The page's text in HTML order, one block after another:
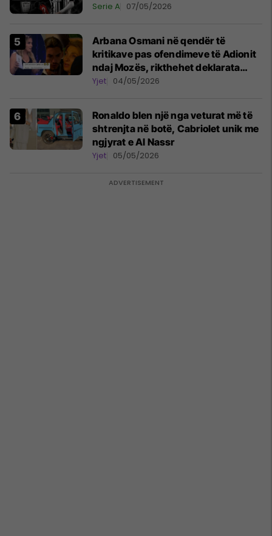
Serie A 07/05/2026
Arbana Osmani në qendër të
kritikave pas ofendimeve të Adionit
ndaj Mozës, rikthehet deklarata
‘Është emision tjetër ai’
Yjet 04/05/2026
Ronaldo blen një nga veturat më të
shtrenjta në botë, Cabriolet unik me
ngjyrat e Al Nassr
Yjet 05/05/2026